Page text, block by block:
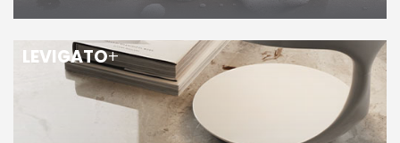
LEVIGATO+